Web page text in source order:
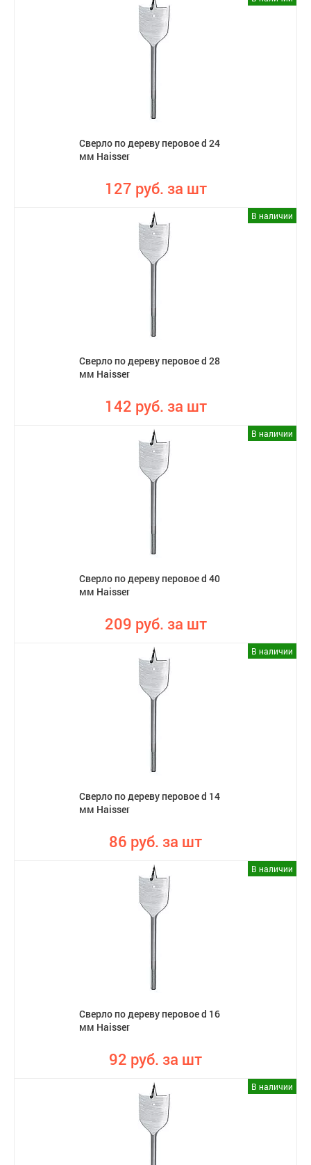
Сверло по дереву перовое d 24
мм Haisser
127 руб. за шт
В наличии
Сверло по дереву перовое d 28
мм Haisser
142 руб. за шт
В наличии
Сверло по дереву перовое d 40
мм Haisser
209 руб. за шт
В наличии
Сверло по дереву перовое d 14
мм Haisser
86 руб. за шт
В наличии
Сверло по дереву перовое d 16
мм Haisser
92 руб. за шт
В наличии